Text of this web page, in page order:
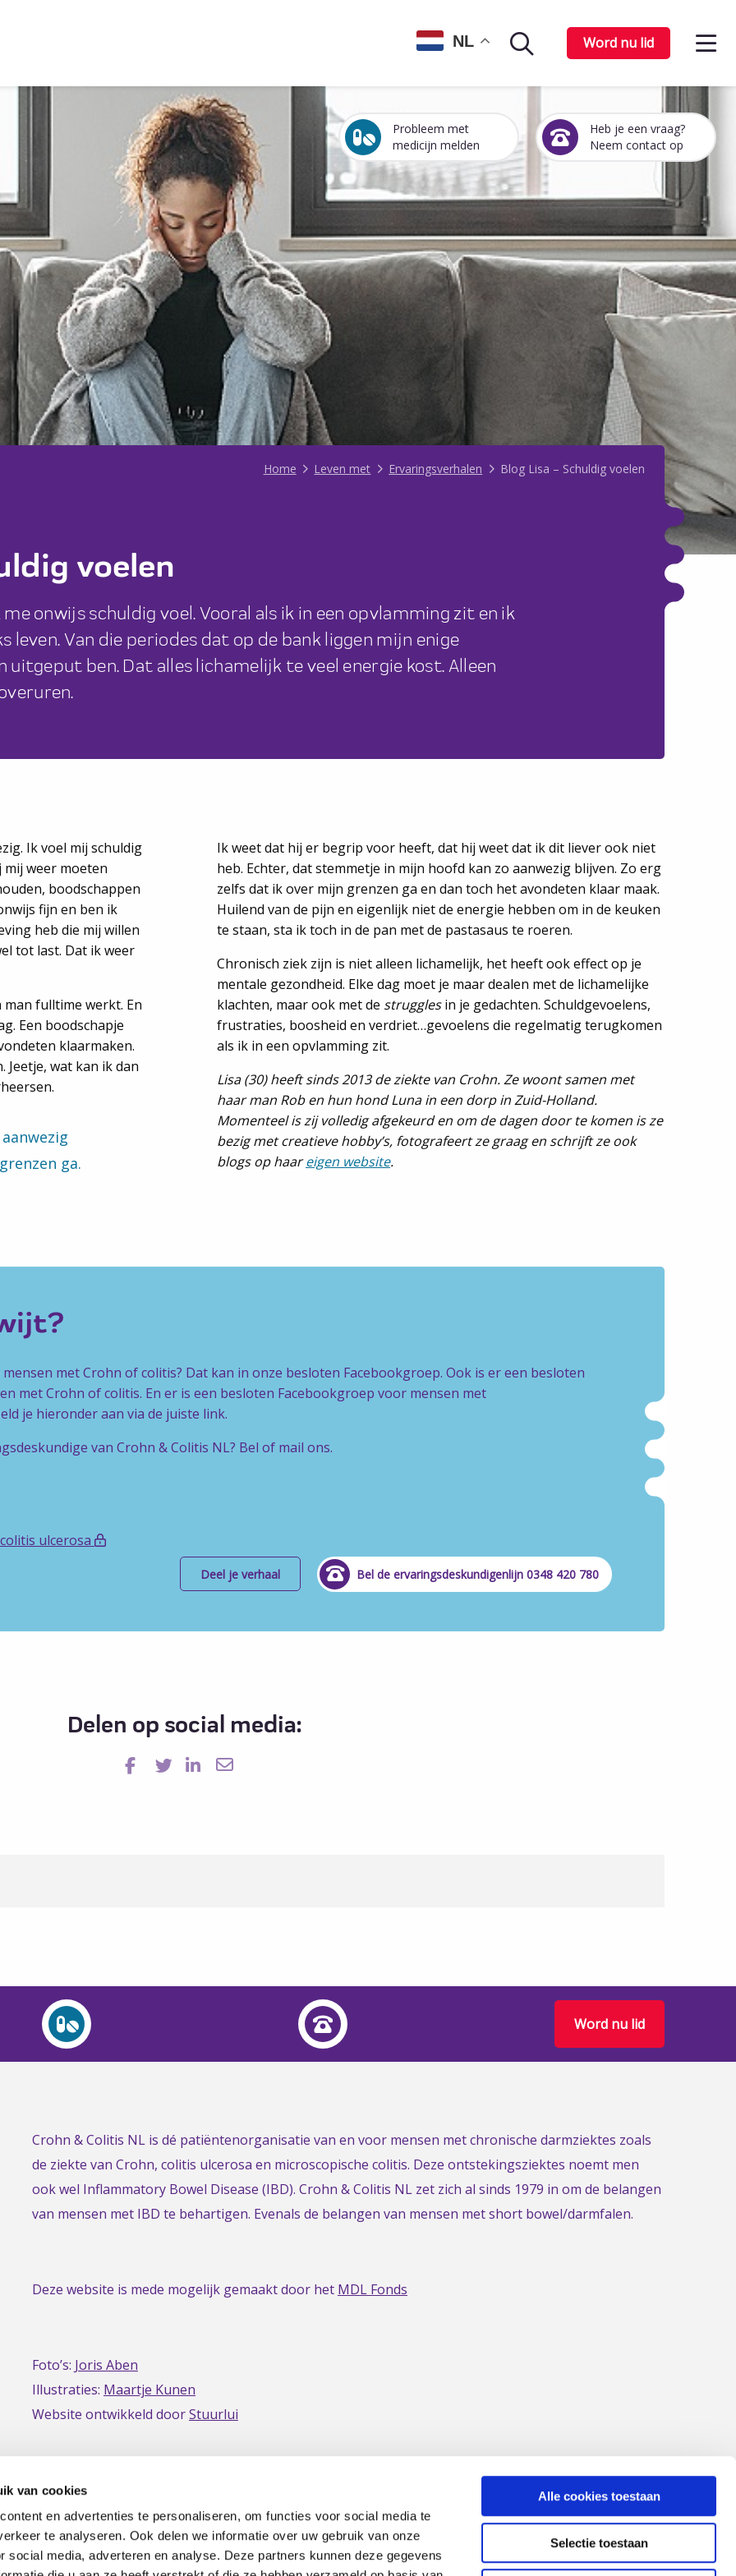
van cookies
en advertenties te personaliseren, om functies voor social media te
te analyseren. Ook delen we informatie over uw gebruik van onze
social media, adverteren en analyse. Deze partners kunnen deze gegevens
Alle cookies toestaan
Selectie toestaan
Over Crohn en colitis (IBD)
Leven met
Activiteiten & Contact
Help mee
Over ons
Voor professionals
Word nu lid
Zoekpagina
NL
Probleem met
medicijn melden
medicijn
probleem
melden
Heb je een vraag?
Neem contact op
je
een
vraag?
contact
op
Home Leven met Ervaringsverhalen Blog Lisa – Schuldig voelen
voelen
onwijs schuldig voel. Vooral als ik in een opvlamming zit en ik
leven. Van die periodes dat op de bank liggen mijn enige
ben. Dat alles lichamelijk te veel energie kost. Alleen
Ik voel mij schuldig
mij weer moeten
boodschappen
fijn en ben ik
heb die mij willen
tot last. Dat ik weer
fulltime werkt. En
Een boodschapje
klaarmaken.
Jeetje, wat kan ik dan
ga.
Ik weet dat hij er begrip voor heeft, dat hij weet dat ik dit liever ook niet
heb. Echter, dat stemmetje in mijn hoofd kan zo aanwezig blijven. Zo erg
zelfs dat ik over mijn grenzen ga en dan toch het avondeten klaar maak.
Huilend van de pijn en eigenlijk niet de energie hebben om in de keuken
te staan, sta ik toch in de pan met de pastasaus te roeren.
Chronisch ziek zijn is niet alleen lichamelijk, het heeft ook effect op je
mentale gezondheid. Elke dag moet je maar dealen met de lichamelijke
klachten, maar ook met de strugglesin je gedachten. Schuldgevoelens,
frustraties, boosheid en verdriet…gevoelens die regelmatig terugkomen
als ik in een opvlamming zit.
Lisa (30) heeft sinds 2013 de ziekte van Crohn. Ze woont samen met
haar man Rob en hun hond Luna in een dorp in Zuid-Holland.
Momenteel is zij volledig afgekeurd en om de dagen door te komen is ze
bezig met creatieve hobby’s, fotografeert ze graag en schrijft ze ook
blogs op haareigen website.
met Crohn of colitis? Dat kan in onze besloten Facebookgroep. Ook is er een besloten
met Crohn of colitis. En er is een besloten Facebookgroep voor mensen met
je hieronder aan via de juiste link.
van Crohn & Colitis NL? Bel of mail ons.
ulcerosa
Deel je verhaal Bel de ervaringsdeskundigenlijn 0348 420 780
Delen op social media:
Word nu lid
Link
homepage
Crohn & Colitis NL is dé patiëntenorganisatie van en voor mensen met chronische darmziektes zoals
de ziekte van Crohn, colitis ulcerosa en microscopische colitis. Deze ontstekingsziektes noemt men
ook wel Inflammatory Bowel Disease (IBD). Crohn & Colitis NL zet zich al sinds 1979 in om de belangen
van mensen met IBD te behartigen. Evenals de belangen van mensen met short bowel/darmfalen.
Deze website is mede mogelijk gemaakt door het MDL Fonds
Foto’s: Joris Aben
Illustraties: Maartje Kunen
Website ontwikkeld doorStuurlui